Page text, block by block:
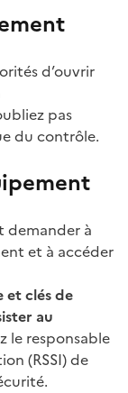
d’ouvrir
pas
du contrôle.
demander à
et à accéder
et clés de
au
le responsable
(RSSI) de